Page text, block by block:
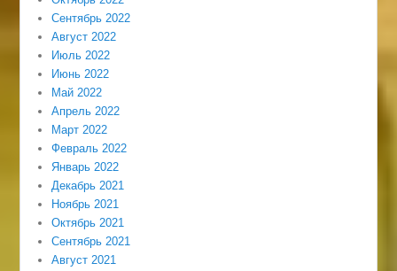
Сентябрь 2022
Август 2022
Июль 2022
Июнь 2022
Май 2022
Апрель 2022
Март 2022
Февраль 2022
Январь 2022
Декабрь 2021
Ноябрь 2021
Октябрь 2021
Сентябрь 2021
Август 2021